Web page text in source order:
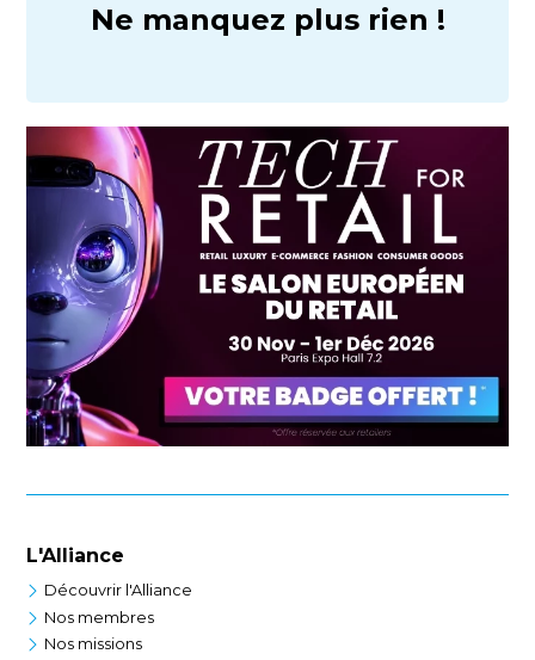
Ne manquez plus rien !
L'Alliance
Découvrir l'Alliance
Nos membres
Nos missions